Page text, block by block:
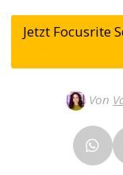
Jetzt Focusrite
Von